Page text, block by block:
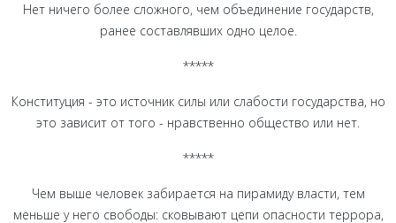
Нет ничего более сложного, чем объединение государств,
ранее составлявших одно целое.
*****
Конституция - это источник силы или слабости государства, но
это зависит от того - нравственно общество или нет.
*****
Чем выше человек забирается на пирамиду власти, тем
меньше у него свободы: сковывают цепи опасности террора,